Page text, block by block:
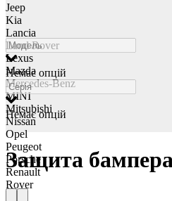
Jeep
Kia
Lancia
Land Rover
Lexus
Mazda
Mercedes-Benz
MINI
Mitsubishi
Nissan
Opel
Peugeot
Porsche
Renault
Rover
Немає опцій
Немає опцій
Защита